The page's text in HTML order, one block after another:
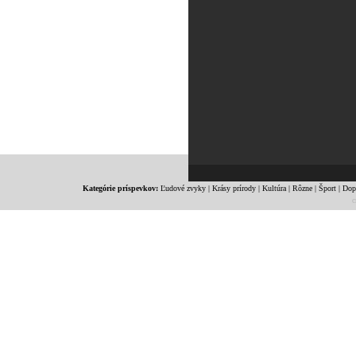
Kategórie príspevkov: Ľudové zvyky| Krásy prírody| Kultúra| Rôzne| Šport|